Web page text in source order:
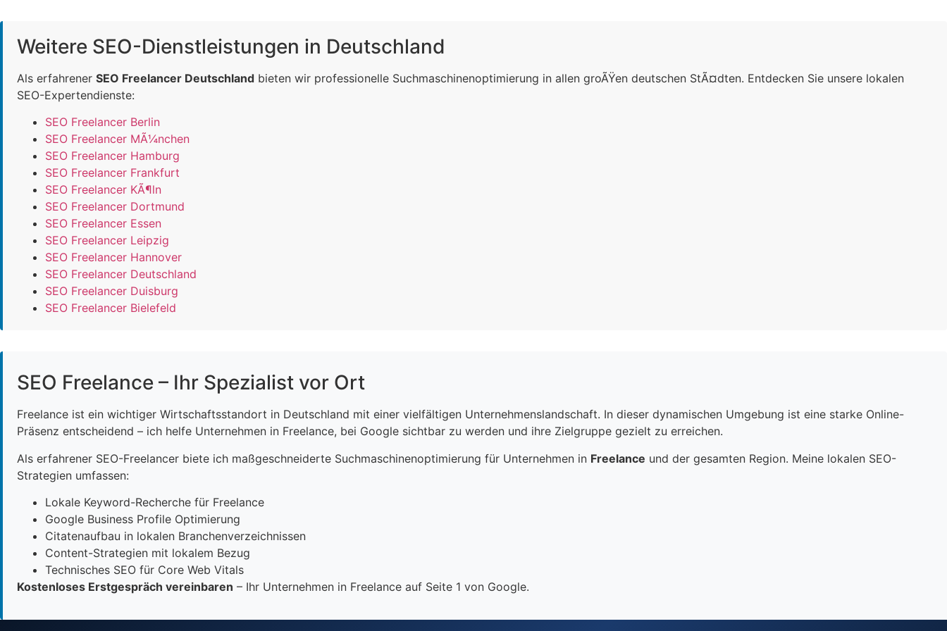
Weitere SEO-Dienstleistungen in Deutschland
Als erfahrener SEO Freelancer Deutschland bieten wir professionelle Suchmaschinenoptimierung in allen groÃŸen deutschen StÃ¤dten. Entdecken Sie unsere lokalen
SEO-Expertendienste:
SEO Freelancer Berlin
SEO Freelancer MÃ¼nchen
SEO Freelancer Hamburg
SEO Freelancer Frankfurt
SEO Freelancer KÃ¶ln
SEO Freelancer Dortmund
SEO Freelancer Essen
SEO Freelancer Leipzig
SEO Freelancer Hannover
SEO Freelancer Deutschland
SEO Freelancer Duisburg
SEO Freelancer Bielefeld
SEO Freelance – Ihr Spezialist vor Ort
Freelance ist ein wichtiger Wirtschaftsstandort in Deutschland mit einer vielfältigen Unternehmenslandschaft. In dieser dynamischen Umgebung ist eine starke Online-
Präsenz entscheidend – ich helfe Unternehmen in Freelance, bei Google sichtbar zu werden und ihre Zielgruppe gezielt zu erreichen.
Als erfahrener SEO-Freelancer biete ich maßgeschneiderte Suchmaschinenoptimierung für Unternehmen in Freelance und der gesamten Region. Meine lokalen SEO-
Strategien umfassen:
Lokale Keyword-Recherche für Freelance
Google Business Profile Optimierung
Citatenaufbau in lokalen Branchenverzeichnissen
Content-Strategien mit lokalem Bezug
Technisches SEO für Core Web Vitals
Kostenloses Erstgespräch vereinbaren – Ihr Unternehmen in Freelance auf Seite 1 von Google.